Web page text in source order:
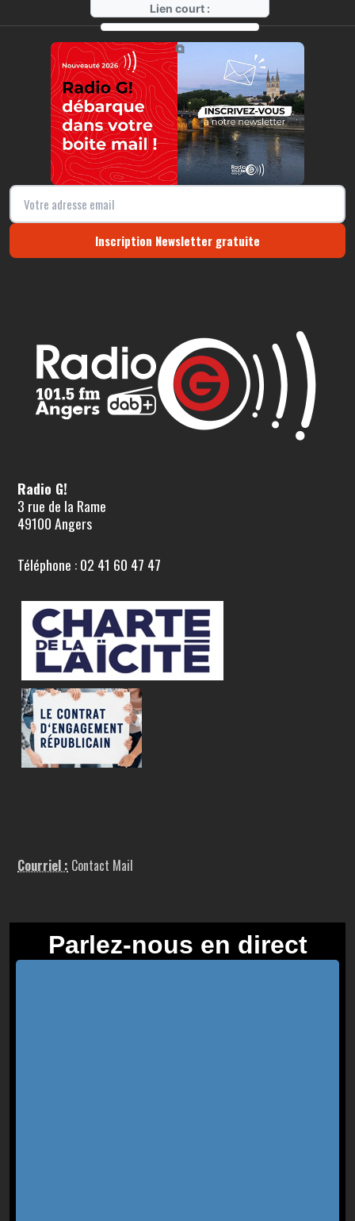
Lien court :
https://radio-g.fr?14806
⧉
Inscription Newsletter gratuite
Radio G!
3 rue de la Rame
49100 Angers
Téléphone : 02 41 60 47 47
Courriel : Contact Mail